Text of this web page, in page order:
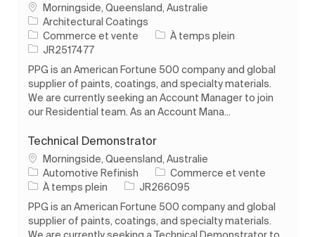
Emplacement
Morningside, Queensland, Australie
Architectural Coatings
Catégorie
Commerce et vente Type d’emploi
À temps plein
ID de l’emploi
JR2517477
PPG is an American Fortune 500 company and global
supplier of paints, coatings, and specialty materials.
We are currently seeking an Account Manager to join
our Residential team. As an Account Mana...
Technical Demonstrator
Emplacement
Morningside, Queensland, Australie
Automotive Refinish
Catégorie
Commerce et vente
Type d’emploi
À temps plein ID de l’emploi
JR266095
PPG is an American Fortune 500 company and global
supplier of paints, coatings, and specialty materials.
We are currently seeking a Technical Demonstrator to